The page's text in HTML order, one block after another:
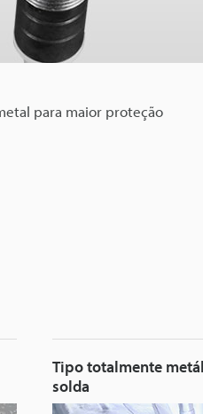
para maior proteção
Tipo totalmente
solda